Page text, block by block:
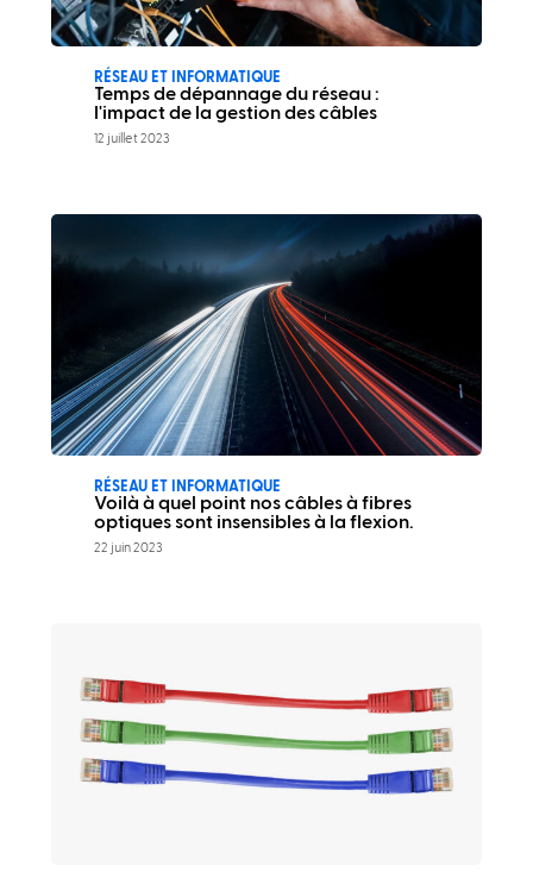
RÉSEAU ET INFORMATIQUE
Temps de dépannage du réseau :
l'impact de la gestion des câbles
12 juillet 2023
RÉSEAU ET INFORMATIQUE
Voilà à quel point nos câbles à fibres
optiques sont insensibles à la flexion.
22 juin 2023